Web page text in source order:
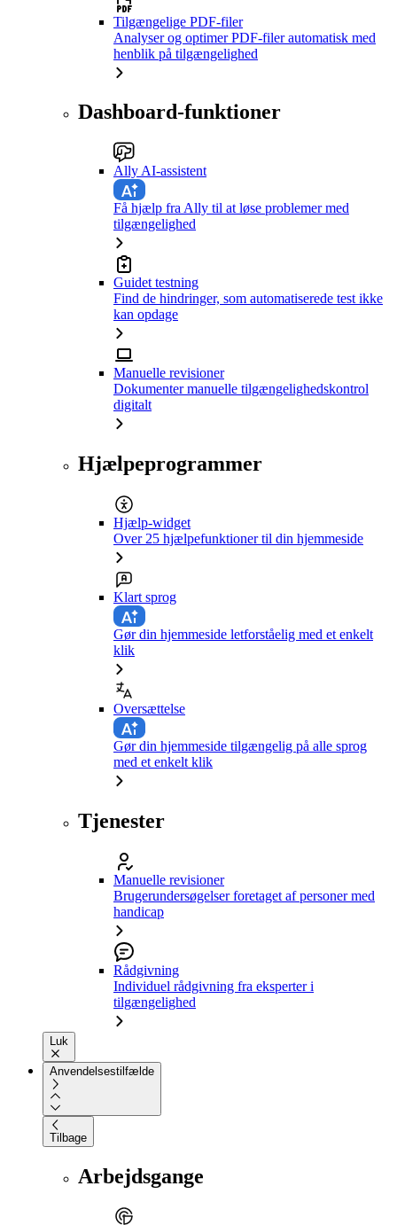
Tilgængelige PDF-filer
Analyser og optimer PDF-filer automatisk med
henblik på tilgængelighed
Dashboard-funktioner
Ally AI-assistent
Få hjælp fra Ally til at løse problemer med
tilgængelighed
Guidet testning
Find de hindringer, som automatiserede test ikke
kan opdage
Manuelle revisioner
Dokumenter manuelle tilgængelighedskontrol
digitalt
Hjælpeprogrammer
Hjælp-widget
Over 25 hjælpefunktioner til din hjemmeside
Klart sprog
Gør din hjemmeside letforståelig med et enkelt
klik
Oversættelse
Gør din hjemmeside tilgængelig på alle sprog
med et enkelt klik
Tjenester
Manuelle revisioner
Brugerundersøgelser foretaget af personer med
handicap
Rådgivning
Individuel rådgivning fra eksperter i
tilgængelighed
Luk
Anvendelsestilfælde
Tilbage
Arbejdsgange